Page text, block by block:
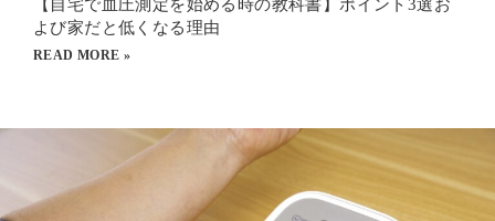
【自宅で血圧測定を始める時の教科書】ポイント3選お
よび家だと低くなる理由
READ MORE »